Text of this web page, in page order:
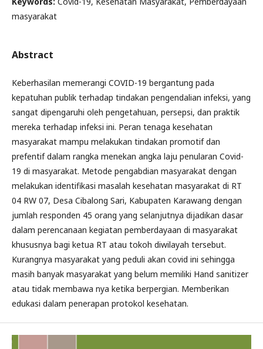
masyarakat
Abstract
Keberhasilan memerangi COVID-19 bergantung pada
kepatuhan publik terhadap tindakan pengendalian infeksi, yang
sangat dipengaruhi oleh pengetahuan, persepsi, dan praktik
mereka terhadap infeksi ini. Peran tenaga kesehatan
masyarakat mampu melakukan tindakan promotif dan
prefentif dalam rangka menekan angka laju penularan Covid-
19 di masyarakat. Metode pengabdian masyarakat dengan
melakukan identifikasi masalah kesehatan masyarakat di RT
04 RW 07, Desa Cibalong Sari, Kabupaten Karawang dengan
jumlah responden 45 orang yang selanjutnya dijadikan dasar
dalam perencanaan kegiatan pemberdayaan di masyarakat
khususnya bagi ketua RT atau tokoh diwilayah tersebut.
Kurangnya masyarakat yang peduli akan covid ini sehingga
masih banyak masyarakat yang belum memiliki Hand sanitizer
atau tidak membawa nya ketika berpergian. Memberikan
edukasi dalam penerapan protokol kesehatan.